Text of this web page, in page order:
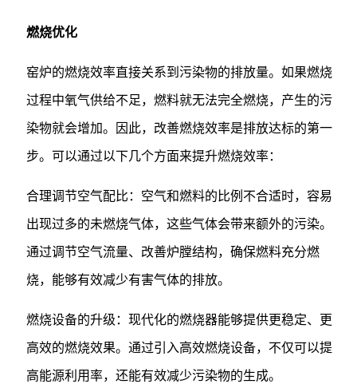
燃烧优化
窑炉的燃烧效率直接关系到污染物的排放量。如果燃烧
过程中氧气供给不足，燃料就无法完全燃烧，产生的污
染物就会增加。因此，改善燃烧效率是排放达标的第一
步。可以通过以下几个方面来提升燃烧效率：
合理调节空气配比：空气和燃料的比例不合适时，容易
出现过多的未燃烧气体，这些气体会带来额外的污染。
通过调节空气流量、改善炉膛结构，确保燃料充分燃
烧，能够有效减少有害气体的排放。
燃烧设备的升级：现代化的燃烧器能够提供更稳定、更
高效的燃烧效果。通过引入高效燃烧设备，不仅可以提
高能源利用率，还能有效减少污染物的生成。